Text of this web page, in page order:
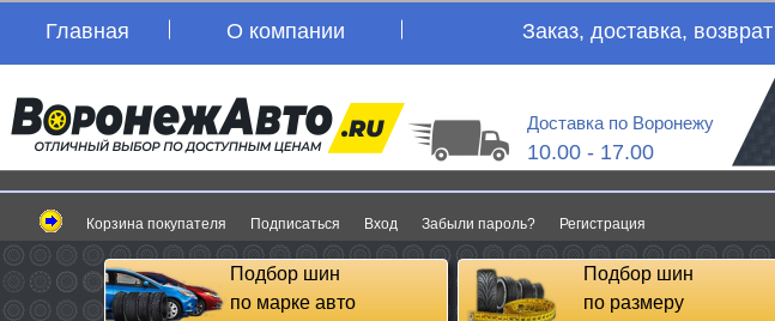
Главная О компании Заказ, доставка, возврат
Доставка по Воронежу
10.00 - 17.00
Корзина покупателя Подписаться Вход Забыли пароль? Регистрация
Подбор шин
по марке авто
Подбор шин
по размеру